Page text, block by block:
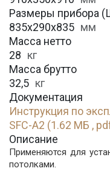
Размеры прибора
835х290х835 мм
Масса нетто
28 кг
Масса брутто
32,5 кг
Документация
Инструкция по
SFC-A2 (1.62 МБ ,
Описание
Применяются для
потолками.